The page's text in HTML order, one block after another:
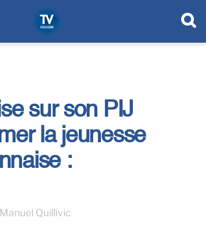
sur son PIJ
la jeunesse
:
Manuel Quillivic